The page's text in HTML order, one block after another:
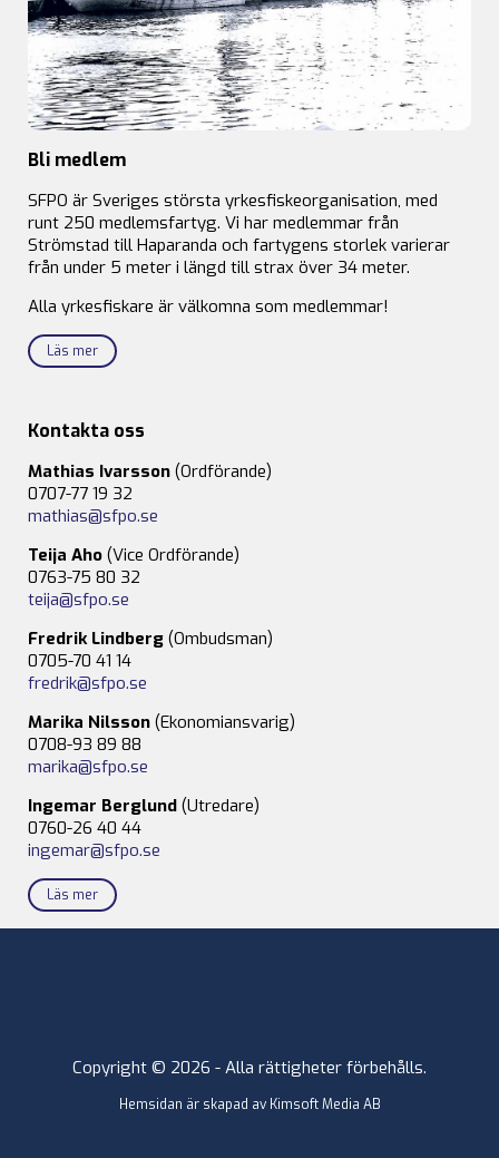
Bli medlem
SFPO är Sveriges största yrkesfiskeorganisation, med
runt 250 medlemsfartyg. Vi har medlemmar från
Strömstad till Haparanda och fartygens storlek varierar
från under 5 meter i längd till strax över 34 meter.
Alla yrkesfiskare är välkomna som medlemmar!
Läs mer
Kontakta oss
Mathias Ivarsson (Ordförande)
0707-77 19 32
mathias@sfpo.se
Teija Aho (Vice Ordförande)
0763-75 80 32
teija@sfpo.se
Fredrik Lindberg (Ombudsman)
0705-70 41 14
fredrik@sfpo.se
Marika Nilsson (Ekonomiansvarig)
0708-93 89 88
marika@sfpo.se
Ingemar Berglund (Utredare)
0760-26 40 44
ingemar@sfpo.se
Läs mer
Copyright © 2026 - Alla rättigheter förbehålls.
Hemsidan är skapad av Kimsoft Media AB